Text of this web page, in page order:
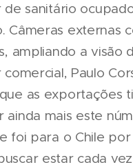
de sanitário
Câmeras externas
ampliando a visão
Paulo
as exportações
ainda mais este
foi para o Chile
estar cada